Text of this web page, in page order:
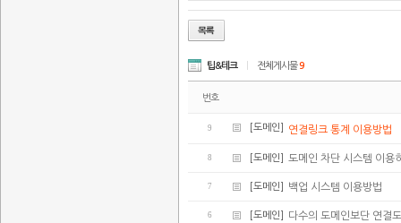
팁&테크 전체게시물9
번호
9 [도메인] 연결링크 통계 이용방법
8 [도메인] 도메인 차단 시스템 이용
7 [도메인] 백업 시스템 이용방법
6 [도메인] 다수의 도메인보단 연결